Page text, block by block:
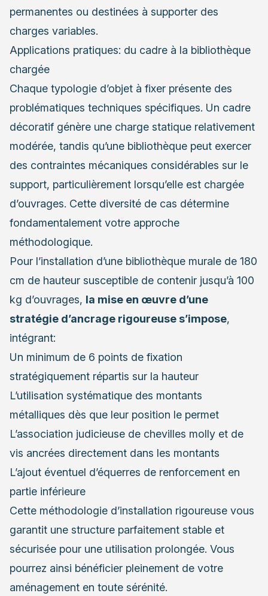
permanentes ou destinées à supporter des
charges variables.
Applications pratiques: du cadre à la bibliothèque
chargée
Chaque typologie d’objet à fixer présente des
problématiques techniques spécifiques. Un cadre
décoratif génère une charge statique relativement
modérée, tandis qu’une bibliothèque peut exercer
des contraintes mécaniques considérables sur le
support, particulièrement lorsqu’elle est chargée
d’ouvrages. Cette diversité de cas détermine
fondamentalement votre approche
méthodologique.
Pour l’installation d’une bibliothèque murale de 180
cm de hauteur susceptible de contenir jusqu’à 100
kg d’ouvrages, la mise en œuvre d’une
stratégie d’ancrage rigoureuse s’impose,
intégrant:
Un minimum de 6 points de fixation
stratégiquement répartis sur la hauteur
L’utilisation systématique des montants
métalliques dès que leur position le permet
L’association judicieuse de chevilles molly et de
vis ancrées directement dans les montants
L’ajout éventuel d’équerres de renforcement en
partie inférieure
Cette méthodologie d’installation rigoureuse vous
garantit une structure parfaitement stable et
sécurisée pour une utilisation prolongée. Vous
pourrez ainsi bénéficier pleinement de votre
aménagement en toute sérénité.